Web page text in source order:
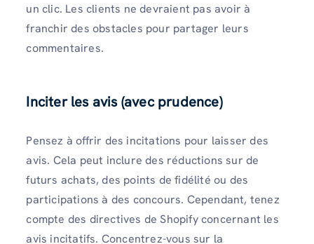
un clic. Les clients ne devraient pas avoir à
franchir des obstacles pour partager leurs
commentaires.
Inciter les avis (avec prudence)
Pensez à offrir des incitations pour laisser des
avis. Cela peut inclure des réductions sur de
futurs achats, des points de fidélité ou des
participations à des concours. Cependant, tenez
compte des directives de Shopify concernant les
avis incitatifs. Concentrez-vous sur la